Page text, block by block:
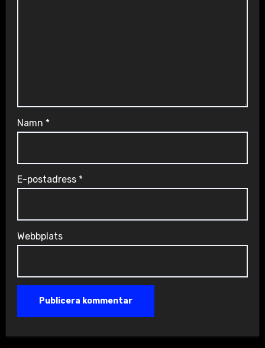
Namn *
E-postadress *
Webbplats